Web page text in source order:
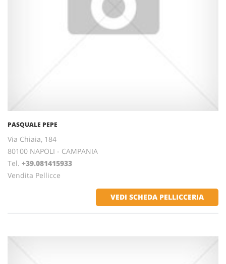
PASQUALE PEPE
Via Chiaia, 184
80100 NAPOLI - CAMPANIA
Tel. +39.081415933
Vendita Pellicce
VEDI SCHEDA PELLICCERIA